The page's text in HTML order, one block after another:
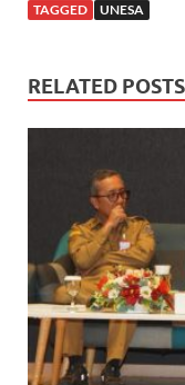
TAGGED UNESA
RELATED POSTS